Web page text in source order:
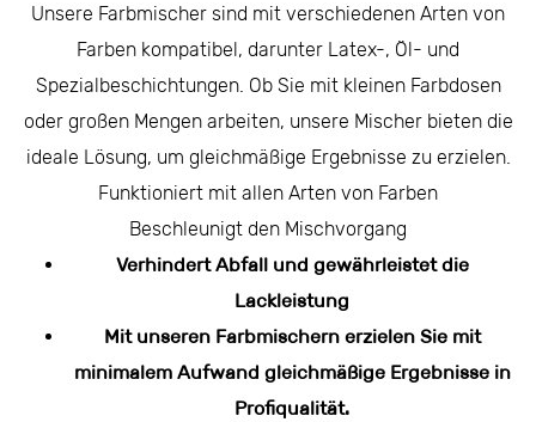
Unsere Farbmischer sind mit verschiedenen Arten von
Farben kompatibel, darunter Latex-, Öl- und
Spezialbeschichtungen. Ob Sie mit kleinen Farbdosen
oder großen Mengen arbeiten, unsere Mischer bieten die
ideale Lösung, um gleichmäßige Ergebnisse zu erzielen.
Funktioniert mit allen Arten von Farben
Beschleunigt den Mischvorgang
Verhindert Abfall und gewährleistet die
Lackleistung
Mit unseren Farbmischern erzielen Sie mit
minimalem Aufwand gleichmäßige Ergebnisse in
Profiqualität.